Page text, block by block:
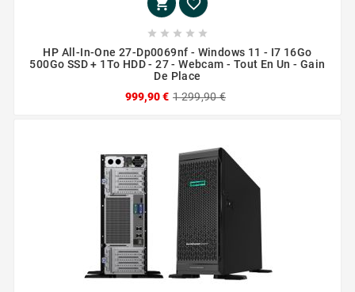
 
    
HP All-In-One 27-Dp0069nf - Windows 11 - I7 16Go
500Go SSD + 1To HDD - 27 - Webcam - Tout En Un - Gain
De Place
999,90 € 1 299,90 €